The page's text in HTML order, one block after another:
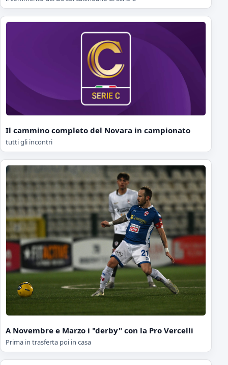
Il cammino completo del Novara in campionato
tutti gli incontri
A Novembre e Marzo i "derby" con la Pro Vercelli
Prima in trasferta poi in casa